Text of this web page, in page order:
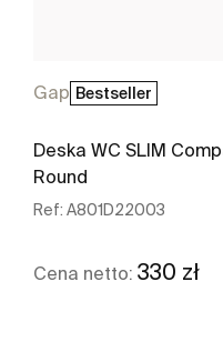
Gap Bestseller
Deska WC SLIM
Round
Ref: A801D22003
Cena netto: 330 zł